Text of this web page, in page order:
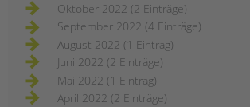
Oktober 2022 (2 Einträge)
September 2022 (4 Einträge)
August 2022 (1 Eintrag)
Juni 2022 (2 Einträge)
Mai 2022 (1 Eintrag)
April 2022 (2 Einträge)